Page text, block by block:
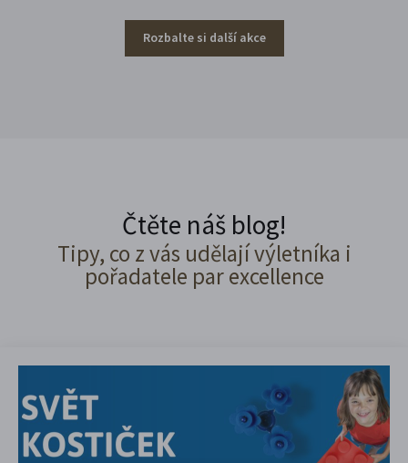
Rozbalte si další akce
Čtěte náš blog!
Tipy, co z vás udělají výletníka i
pořadatele par excellence